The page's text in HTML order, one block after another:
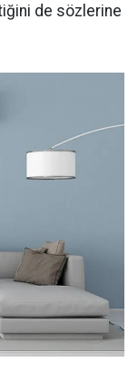
de sözlerine